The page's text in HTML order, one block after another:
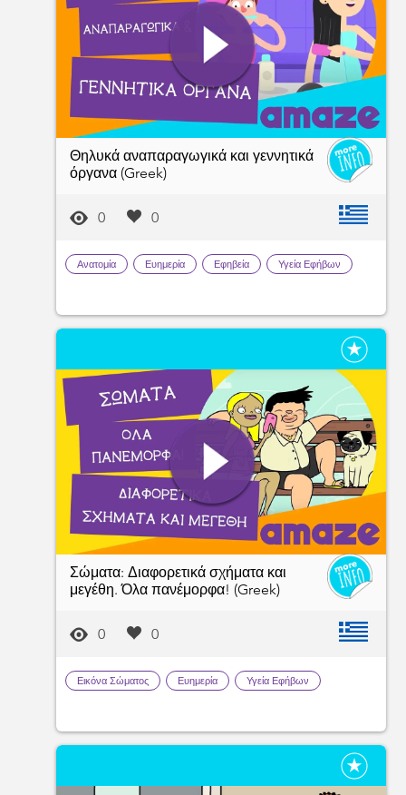
Θηλυκά αναπαραγωγικά και γεννητικά
όργανα (Greek)
0 0
Ανατομία Ευημερία Εφηβεία Υγεία Εφήβων
Σώματα: Διαφορετικά σχήματα και
μεγέθη. Όλα πανέμορφα! (Greek)
0 0
Εικόνα Σώματος Ευημερία Υγεία Εφήβων